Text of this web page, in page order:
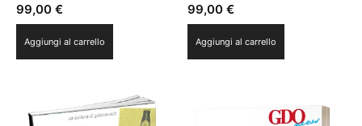
99,00 €
Aggiungi al carrello
99,00€
Aggiungi al carrello